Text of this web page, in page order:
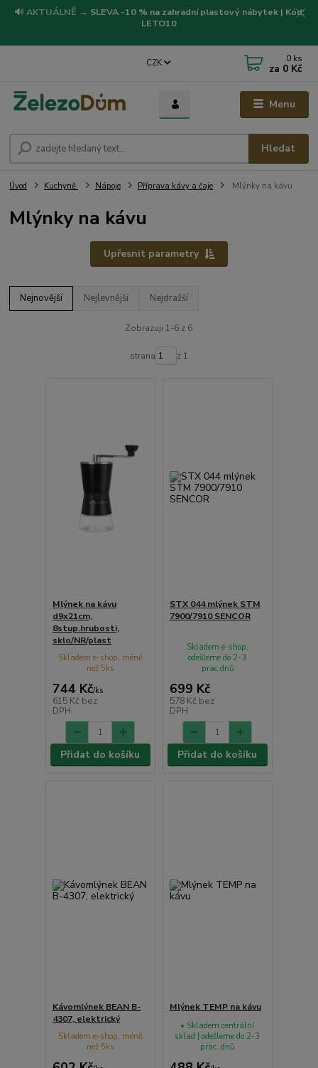
🔊 AKTUÁLNĚ → SLEVA -10 % na zahradní plastový nábytek | Kód:
LETO10
Menu
CZK
Hledat
0 ks
za 0 Kč
Úvod Kuchyně Nápoje Příprava kávy a čaje Mlýnky na kávu
Mlýnky na kávu
Upřesnit parametry
Nejnovější Nejlevnější Nejdražší
Zobrazuji 1-6 z 6
strana z 1
Mlýnek na kávu
d9x21cm,
8stup.hrubosti,
sklo/NR/plast
744 Kč/ks
615 Kč bez
DPH
Skladem e-shop, méně
než 5ks
Přidat do košíku
STX 044 mlýnek STM
7900/7910 SENCOR
699 Kč
578 Kč bez
DPH
Skladem e-shop,
odešleme do 2-3
prac.dnů
Přidat do košíku
Kávomlýnek BEAN B-
4307, elektrický
Skladem e-shop, méně
než 5ks
Mlýnek TEMP na kávu
• Skladem centrální
sklad | odešleme do 2-3
prac. dnů